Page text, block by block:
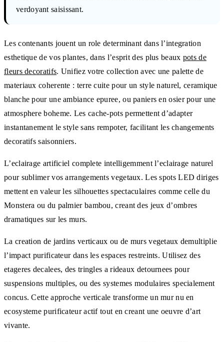
verdoyant saisissant.
Les contenants jouent un role determinant dans l’integration
esthetique de vos plantes, dans l’esprit des plus beaux pots de
fleurs decoratifs. Unifiez votre collection avec une palette de
materiaux coherente : terre cuite pour un style naturel, ceramique
blanche pour une ambiance epuree, ou paniers en osier pour une
atmosphere boheme. Les cache-pots permettent d’adapter
instantanement le style sans rempoter, facilitant les changements
decoratifs saisonniers.
L’eclairage artificiel complete intelligemment l’eclairage naturel
pour sublimer vos arrangements vegetaux. Les spots LED diriges
mettent en valeur les silhouettes spectaculaires comme celle du
Monstera ou du palmier bambou, creant des jeux d’ombres
dramatiques sur les murs.
La creation de jardins verticaux ou de murs vegetaux demultiplie
l’impact purificateur dans les espaces restreints. Utilisez des
etageres decalees, des tringles a rideaux detournees pour
suspensions multiples, ou des systemes modulaires specialement
concus. Cette approche verticale transforme un mur nu en
ecosysteme purificateur actif tout en creant une oeuvre d’art
vivante.